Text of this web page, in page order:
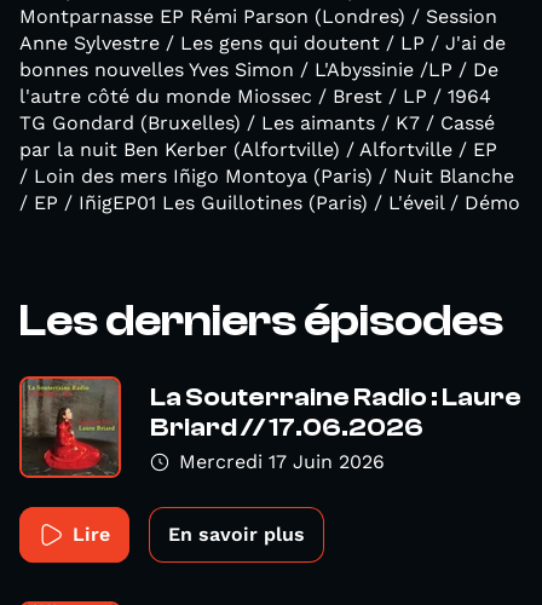
Montparnasse EP Rémi Parson (Londres) / Session
Anne Sylvestre / Les gens qui doutent / LP / J'ai de
bonnes nouvelles Yves Simon / L'Abyssinie /LP / De
l'autre côté du monde Miossec / Brest / LP / 1964
TG Gondard (Bruxelles) / Les aimants / K7 / Cassé
par la nuit Ben Kerber (Alfortville) / Alfortville / EP
/ Loin des mers Iñigo Montoya (Paris) / Nuit Blanche
/ EP / IñigEP01 Les Guillotines (Paris) / L'éveil / Démo
Les derniers épisodes
La Souterraine Radio : Laure
Briard // 17.06.2026
Mercredi 17 Juin 2026
Lire En savoir plus